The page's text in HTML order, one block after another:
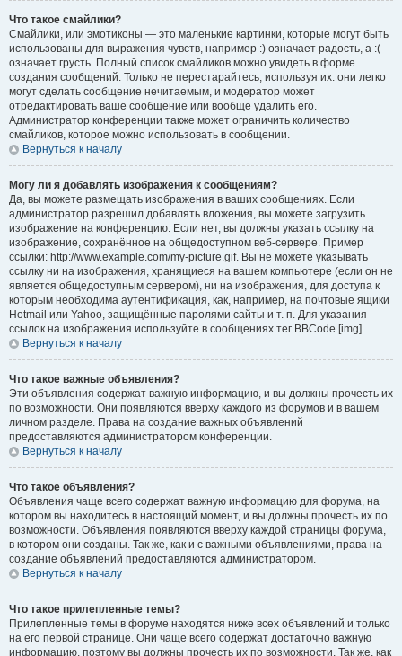
Что такое смайлики?
Смайлики, или эмотиконы — это маленькие картинки, которые могут быть
использованы для выражения чувств, например :) означает радость, а :(
означает грусть. Полный список смайликов можно увидеть в форме
создания сообщений. Только не перестарайтесь, используя их: они легко
могут сделать сообщение нечитаемым, и модератор может
отредактировать ваше сообщение или вообще удалить его.
Администратор конференции также может ограничить количество
смайликов, которое можно использовать в сообщении.
Вернуться к началу
Могу ли я добавлять изображения к сообщениям?
Да, вы можете размещать изображения в ваших сообщениях. Если
администратор разрешил добавлять вложения, вы можете загрузить
изображение на конференцию. Если нет, вы должны указать ссылку на
изображение, сохранённое на общедоступном веб-сервере. Пример
ссылки: http://www.example.com/my-picture.gif. Вы не можете указывать
ссылку ни на изображения, хранящиеся на вашем компьютере (если он не
является общедоступным сервером), ни на изображения, для доступа к
которым необходима аутентификация, как, например, на почтовые ящики
Hotmail или Yahoo, защищённые паролями сайты и т. п. Для указания
ссылок на изображения используйте в сообщениях тег BBCode [img].
Вернуться к началу
Что такое важные объявления?
Эти объявления содержат важную информацию, и вы должны прочесть их
по возможности. Они появляются вверху каждого из форумов и в вашем
личном разделе. Права на создание важных объявлений
предоставляются администратором конференции.
Вернуться к началу
Что такое объявления?
Объявления чаще всего содержат важную информацию для форума, на
котором вы находитесь в настоящий момент, и вы должны прочесть их по
возможности. Объявления появляются вверху каждой страницы форума,
в котором они созданы. Так же, как и с важными объявлениями, права на
создание объявлений предоставляются администратором.
Вернуться к началу
Что такое прилепленные темы?
Прилепленные темы в форуме находятся ниже всех объявлений и только
на его первой странице. Они чаще всего содержат достаточно важную
информацию, поэтому вы должны прочесть их по возможности. Так же, как